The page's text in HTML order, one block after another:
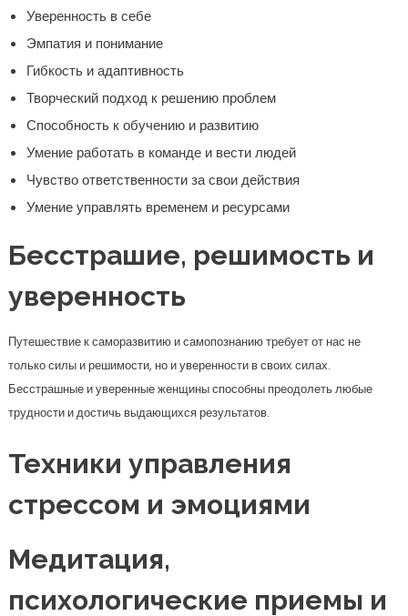
Уверенность в себе
Эмпатия и понимание
Гибкость и адаптивность
Творческий подход к решению проблем
Способность к обучению и развитию
Умение работать в команде и вести людей
Чувство ответственности за свои действия
Умение управлять временем и ресурсами
Бесстрашие, решимость и
уверенность
Путешествие к саморазвитию и самопознанию требует от нас не
только силы и решимости, но и уверенности в своих силах.
Бесстрашные и уверенные женщины способны преодолеть любые
трудности и достичь выдающихся результатов.
Техники управления
стрессом и эмоциями
Медитация,
психологические приемы и